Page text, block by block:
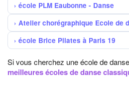
école PLM Eaubonne - Danse
Atelier chorégraphique Ecole de
école Brice Pilates à Paris 19
Si vous cherchez une école de
meilleures écoles de danse